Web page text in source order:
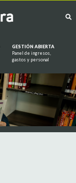
GESTIÓN ABIERTA
Panel de ingresos,
gastos y personal